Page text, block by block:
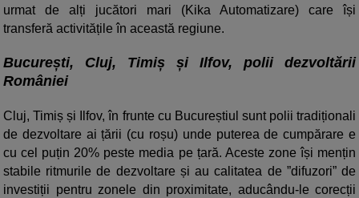
urmat de alți jucători mari (Kika Automatizare) care își
transferă activitățile în această regiune.
București, Cluj, Timiș și Ilfov, polii dezvoltării
României
Cluj, Timiș și Ilfov, în frunte cu Bucureștiul sunt polii tradiționali
de dezvoltare ai țării (cu roșu) unde puterea de cumpărare e
cu cel puțin 20% peste media pe țară. Aceste zone își mențin
stabile ritmurile de dezvoltare și au calitatea de ”difuzori” de
investiții pentru zonele din proximitate, aducându-le corecții